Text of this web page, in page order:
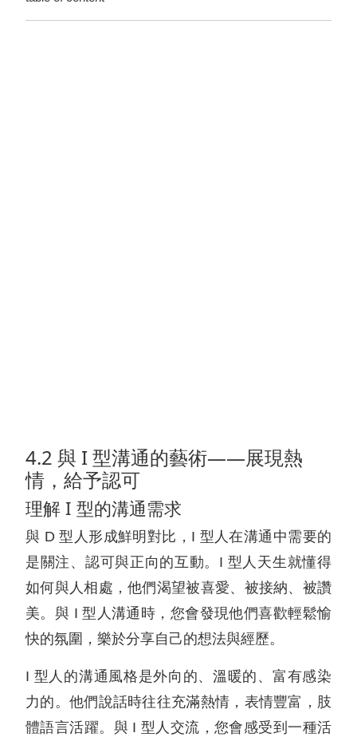
4.2 與 I 型溝通的藝術——展現熱
情，給予認可
理解 I 型的溝通需求
與 D 型人形成鮮明對比，I 型人在溝通中需要的
是關注、認可與正向的互動。I 型人天生就懂得
如何與人相處，他們渴望被喜愛、被接納、被讚
美。與 I 型人溝通時，您會發現他們喜歡輕鬆愉
快的氛圍，樂於分享自己的想法與經歷。
I 型人的溝通風格是外向的、溫暖的、富有感染
力的。他們說話時往往充滿熱情，表情豐富，肢
體語言活躍。與 I 型人交流，您會感受到一種活